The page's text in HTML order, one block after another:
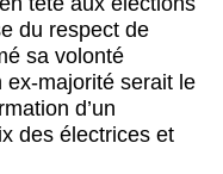
du respect de
sa volonté
ex-majorité serait le
d’un
des électrices et